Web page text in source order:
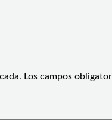
Los campos